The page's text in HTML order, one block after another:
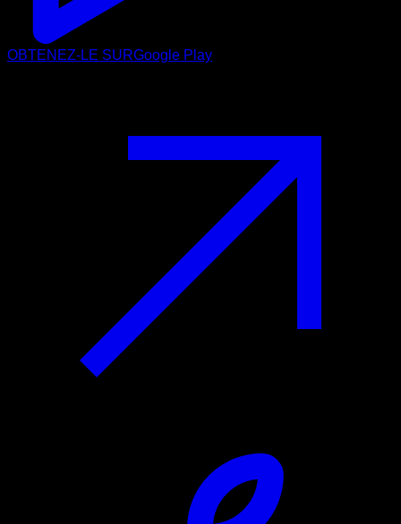
OBTENEZ-LE SURGoogle Play